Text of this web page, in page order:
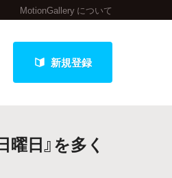
MotionGallery について
新規登録
日』を多く